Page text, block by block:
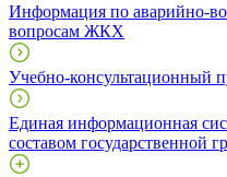
Информация по аварийно-
вопросам ЖКХ
Учебно-консультационный
Единая информационная
составом государственной